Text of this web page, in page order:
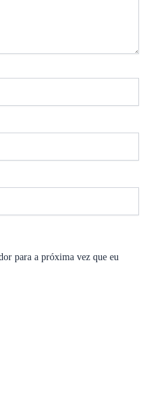
para a próxima vez que eu